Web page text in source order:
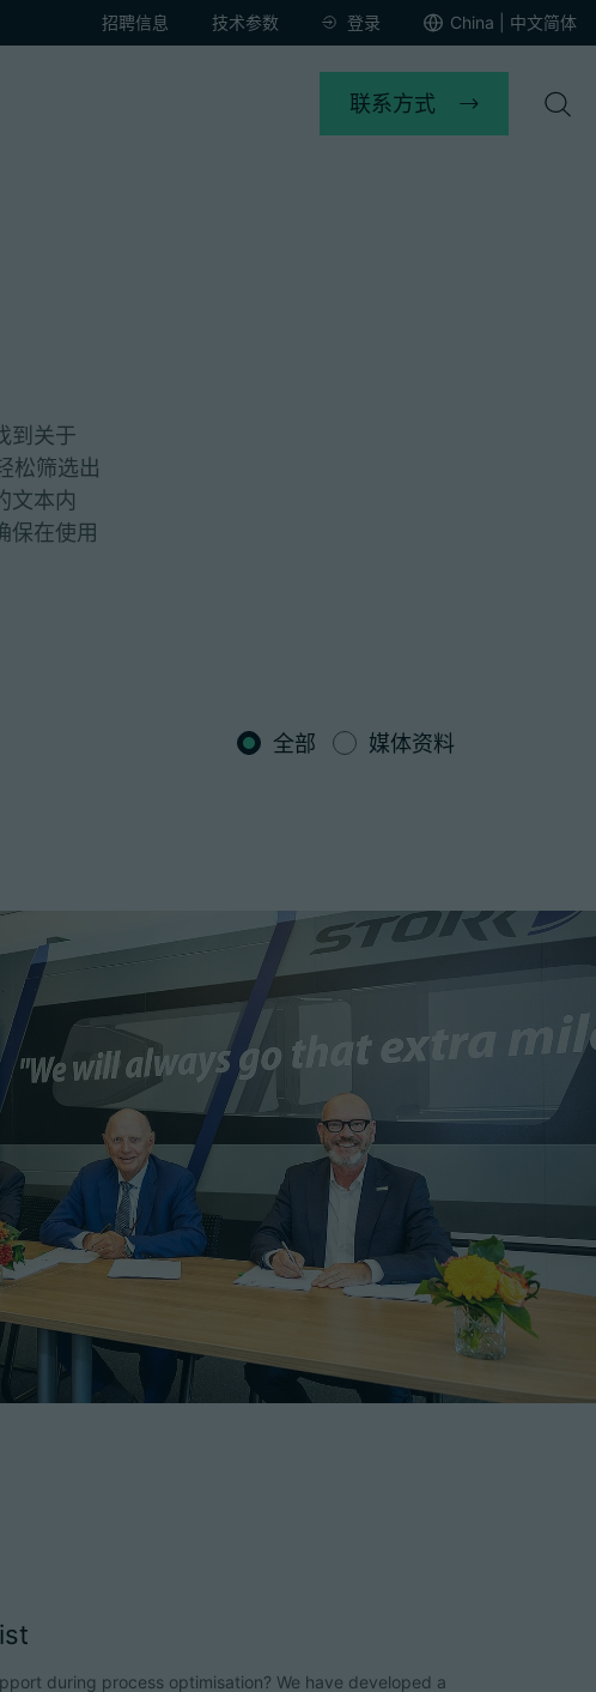
招聘信息 技术参数 登录 China | 中文简体
联系方式
到关于
松筛选出
文本内
保在使用
全部 媒体资料
during process optimisation? We have developed a